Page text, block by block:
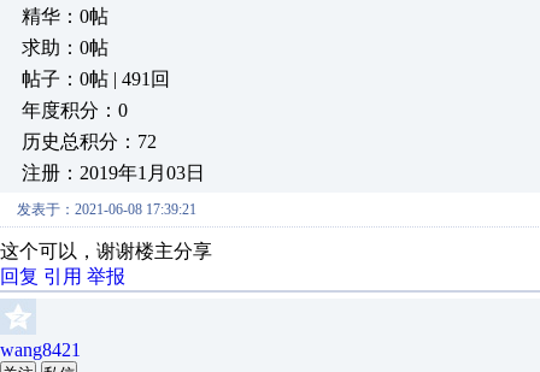
精华：0帖
求助：0帖
帖子：0帖 | 491回
年度积分：0
历史总积分：72
注册：2019年1月03日
发表于：2021-06-08 17:39:21
这个可以，谢谢楼主分享
回复 引用 举报
wang8421